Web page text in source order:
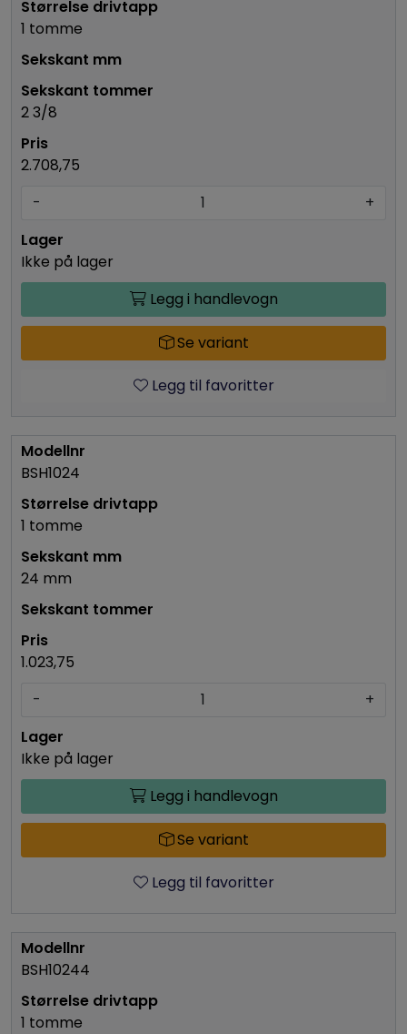
1 tomme
2 3/8
2.708,75
-
+
Ikke på lager
Legg i handlevogn
Se variant
Legg til favoritter
BSH1024
1 tomme
24 mm
1.023,75
-
+
Ikke på lager
Legg i handlevogn
Se variant
Legg til favoritter
BSH10244
1 tomme